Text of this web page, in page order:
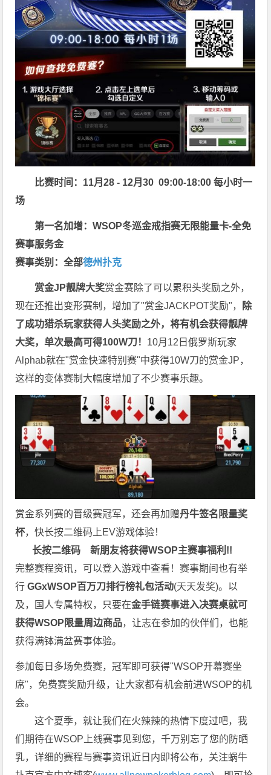
比赛时间：11月28 - 12月30 09:00-18:00 每小时一
场
第一名加增：WSOP冬巡金戒指赛无限能量卡-全免
赛事服务金
赛事类别：全部德州扑克
赏金JP靓牌大奖赏金赛除了可以累积头奖励之外，
现在还推出变形赛制，增加了"赏金JACKPOT奖励"，
除
了成功猎杀玩家获得人头奖励之外，将有机会获得靓牌
大奖，单次最高可得100W刀！ 10月12日俄罗斯玩家
Alphab就在"赏金快速特别赛"中获得10W刀的赏金JP，
这样的变体赛制大幅度增加了不少赛事乐趣。
赏金系列赛的晋级赛冠军，还会再加赠丹牛签名限量奖
杯，快长按二维码上EV游戏体验！
长按二维码新朋友将获得WSOP主赛事福利!!
完整赛程资讯，可以登入游戏中查看！赛事期间也有举
行 GGxWSOP百万刀排行榜礼包活动(天天发奖)。以
及，国人专属特权，只要在金手链赛事进入决赛桌就可
获得WSOP限量周边商品，让志在参加的伙伴们，也能
获得满钵满盆赛事体验。
参加每日多场免费赛，冠军即可获得"WSOP开幕赛坐
席"，免费赛奖励升级，让大家都有机会前进WSOP的机
会。
这个夏季，就让我们在火辣辣的热情下度过吧，我
们期待在WSOP上线赛事见到您，千万别忘了您的防晒
乳，详细的赛程与赛事资讯近日内即将公布，关注蜗牛